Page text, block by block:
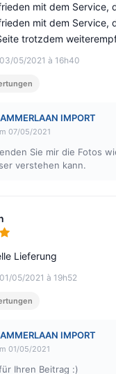
05/2021 à 16h40
mit dem Service,
mit dem Service,
trotzdem
IMPORT
07/05/2021
Sie mir die Fotos
verstehen kann.
von 5
05/2021 à 19h52
Lieferung
IMPORT
01/05/2021
Ihren Beitrag :)